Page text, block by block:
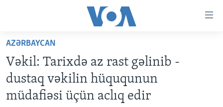
Skip
main
content
to
ANA SƏHİFƏ
PROQRAMLAR
AMERIKA İCMALI
AZƏRBAYCAN
AZƏRBAYCAN
Vəkil: Tarixdə az rast gəlinib -
dustaq vəkilin hüququnun
müdafiəsi üçün aclıq edir